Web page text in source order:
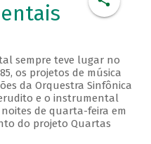
sempre teve lugar no
os projetos de música
da Orquestra Sinfônica
erudito e o instrumental
de quarta-feira em
do projeto Quartas